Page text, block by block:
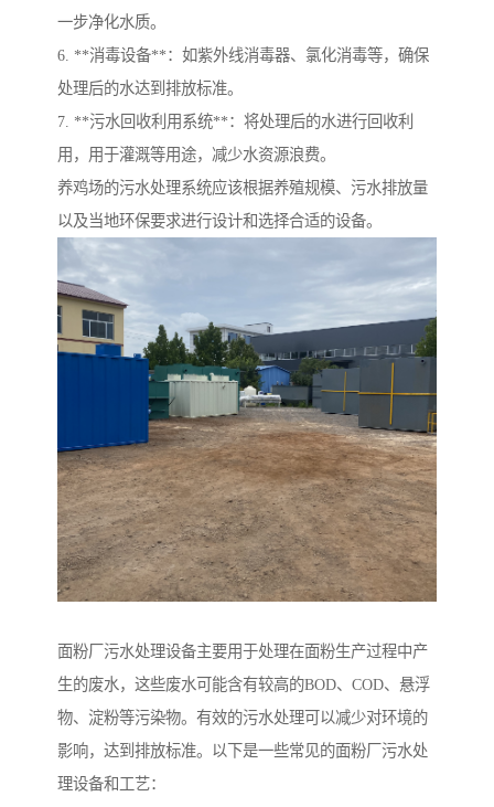
一步净化水质。
6. **消毒设备**：如紫外线消毒器、氯化消毒等，确保
处理后的水达到排放标准。
7. **污水回收利用系统**：将处理后的水进行回收利
用，用于灌溉等用途，减少水资源浪费。
养鸡场的污水处理系统应该根据养殖规模、污水排放量
以及当地环保要求进行设计和选择合适的设备。
面粉厂污水处理设备主要用于处理在面粉生产过程中产
生的废水，这些废水可能含有较高的BOD、COD、悬浮
物、淀粉等污染物。有效的污水处理可以减少对环境的
影响，达到排放标准。以下是一些常见的面粉厂污水处
理设备和工艺：